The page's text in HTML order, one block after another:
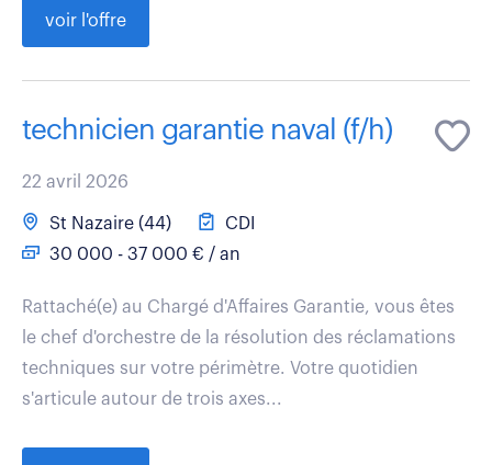
voir l'offre
technicien garantie naval (f/h)
22 avril 2026
St Nazaire (44)
CDI
30 000 - 37 000 € / an
Rattaché(e) au Chargé d'Affaires Garantie, vous êtes
le chef d'orchestre de la résolution des réclamations
techniques sur votre périmètre. Votre quotidien
s'articule autour de trois axes...